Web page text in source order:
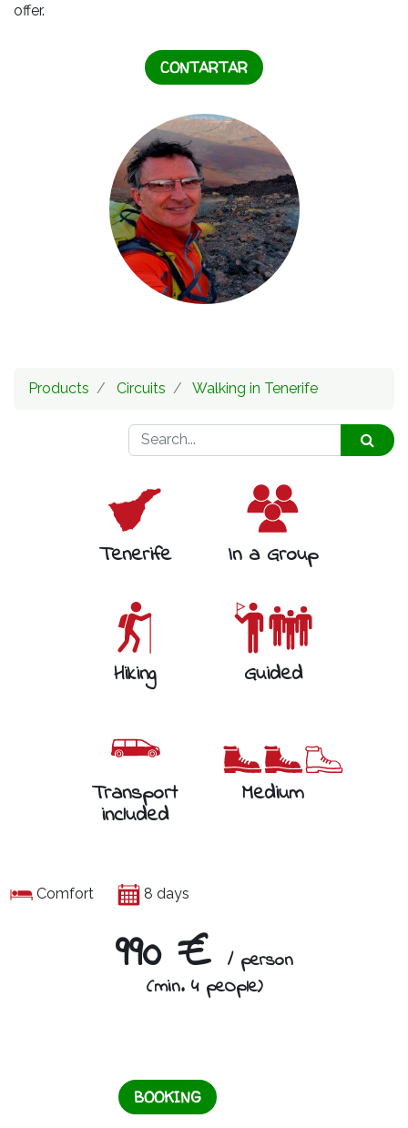
offer.
CONTARTAR
Products Circuits Walking in Tenerife
Tenerife In a Group
Hiking Guided
Transport
included
Medium
Comfort 8 days
990 €
/ person
(min. 4 peOple)
BOOKING